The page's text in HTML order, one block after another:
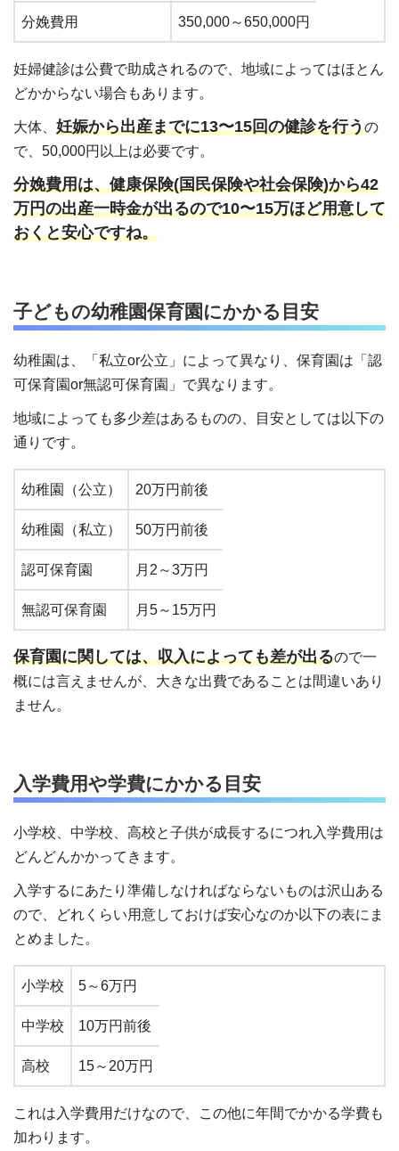
分娩費用 350,000～650,000円
妊婦健診は公費で助成されるので、地域によってはほとん
どかからない場合もあります。
大体、 妊娠から出産までに13〜15回の健診を行うの
で、50,000円以上は必要です。
分娩費用は、健康保険(国民保険や社会保険)から42
万円の出産一時金が出るので10〜15万ほど用意して
おくと安心ですね。
子どもの幼稚園保育園にかかる目安
幼稚園は、「私立or公立」によって異なり、保育園は「認
可保育園or無認可保育園」で異なります。
地域によっても多少差はあるものの、目安としては以下の
通りです。
幼稚園（公立） 20万円前後
幼稚園（私立） 50万円前後
認可保育園 月2～3万円
無認可保育園 月5～15万円
保育園に関しては、収入によっても差が出るので一
概には言えませんが、大きな出費であることは間違いあり
ません。
入学費用や学費にかかる目安
小学校、中学校、高校と子供が成長するにつれ入学費用は
どんどんかかってきます。
入学するにあたり準備しなければならないものは沢山ある
ので、どれくらい用意しておけば安心なのか以下の表にま
とめました。
小学校 5～6万円
中学校 10万円前後
高校 15～20万円
これは入学費用だけなので、この他に年間でかかる学費も
加わります。